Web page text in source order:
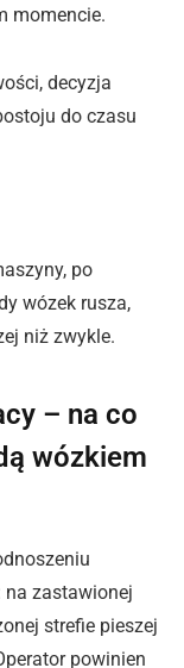
momencie.
decyzja
do czasu
po
wózek rusza,
niż zwykle.
– na co
wózkiem
na zastawionej
strefie pieszej
powinien